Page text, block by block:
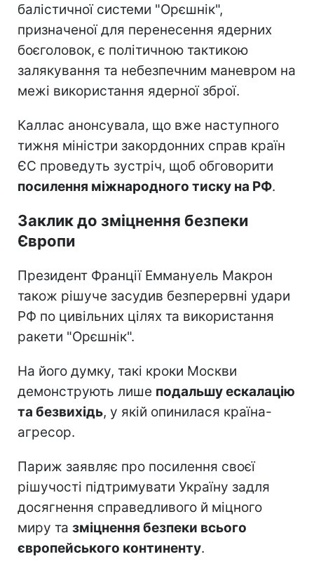
балістичної системи "Орєшнік",
призначеної для перенесення ядерних
боєголовок, є політичною тактикою
залякування та небезпечним маневром на
межі використання ядерної зброї.
Каллас анонсувала, що вже наступного
тижня міністри закордонних справ країн
ЄС проведуть зустріч, щоб обговорити
посилення міжнародного тиску на РФ.
Заклик до зміцнення безпеки
Європи
Президент Франції Еммануель Макрон
також рішуче засудив безперервні удари
РФ по цивільних цілях та використання
ракети "Орєшнік".
На його думку, такі кроки Москви
демонструють лише подальшу ескалацію
та безвихідь, у якій опинилася країна-
агресор.
Париж заявляє про посилення своєї
рішучості підтримувати Україну задля
досягнення справедливого й міцного
миру та зміцнення безпеки всього
європейського континенту.